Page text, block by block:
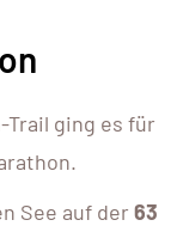
Trail ging es für
See auf der 63